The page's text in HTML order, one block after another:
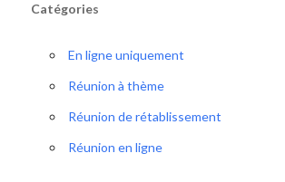
Catégories
En ligne uniquement
Réunion à thème
Réunion de rétablissement
Réunion en ligne